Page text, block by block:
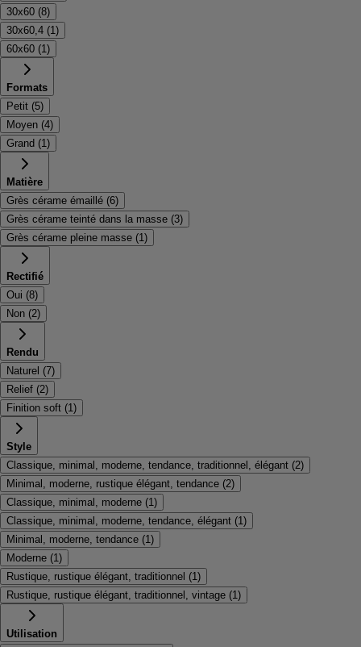
30x60 (8)
30x60,4 (1 )
60x60 (1 )
Formats
Petit (5)
Moyen (4)
Grand (1 )
Matière
Grès cérame émaillé (6)
Grès cérame teinté dans la masse (3)
Grès cérame pleine masse (1 )
Rectifié
Oui (8)
Non (2)
Rendu
Naturel (7)
Relief (2)
Finition soft (1 )
Style
Classique, minimal, moderne, tendance, traditionnel, élégant (2)
Minimal, moderne, rustique élégant, tendance (2)
Classique, minimal, moderne (1 )
Classique, minimal, moderne, tendance, élégant (1 )
Minimal, moderne, tendance (1 )
Moderne (1 )
Rustique, rustique élégant, traditionnel (1 )
Rustique, rustique élégant, traditionnel, vintage (1 )
Utilisation